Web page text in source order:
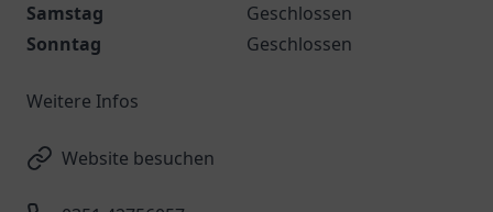
Samstag
Geschlossen
Sonntag
Geschlossen
Weitere Infos
Website besuchen